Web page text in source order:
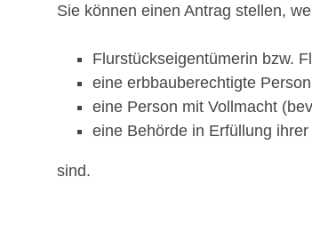
Sie können einen Antrag stellen,
Flurstückseigentümerin bzw.
eine erbbauberechtigte
eine Person mit Vollmacht
eine Behörde in Erfüllung ihrer
sind.